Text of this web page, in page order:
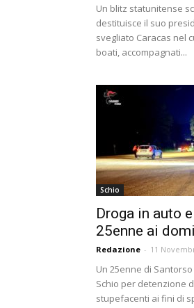
Un blitz statunitense
destituisce il suo
svegliato Caracas nel
boati, accompagnati...
Schio
Droga in auto
25enne ai
Redazione - 11
Un 25enne di
Schio per detenzione
stupefacenti ai fini di